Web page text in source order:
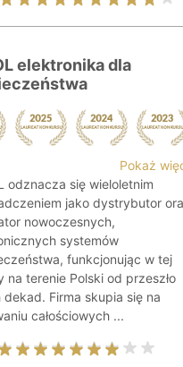
elektronika dla
Pokaż
odznacza się wieloletnim
jako dystrybutor
nowoczesnych,
systemów
funkcjonując w tej
na terenie Polski od przeszło
Firma skupia się na
całościowych ...